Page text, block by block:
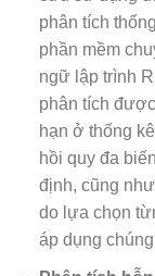
phân tích
phần mềm
ngữ lập trình
phân tích
hạn ở thống
hồi quy đa
định, cũng
do lựa chọn
áp dụng